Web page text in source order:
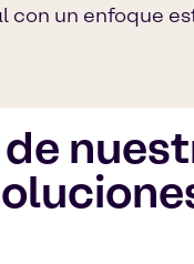
con un enfoque